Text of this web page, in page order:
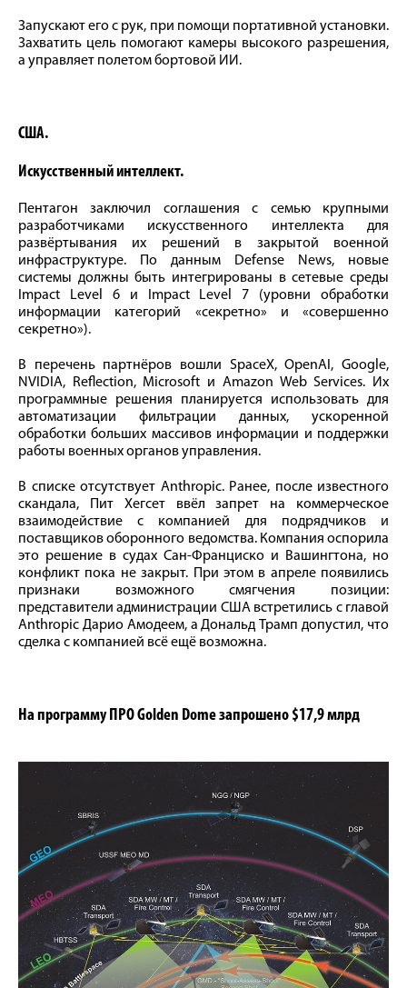
Запускают его с рук, при помощи портативной установки.
Захватить цель помогают камеры высокого разрешения,
а управляет полетом бортовой ИИ.
США.
Искусственный интеллект.
Пентагон заключил соглашения с семью крупными
разработчиками искусственного интеллекта для
развёртывания их решений в закрытой военной
инфраструктуре. По данным Defense News, новые
системы должны быть интегрированы в сетевые среды
Impact Level 6 и Impact Level 7 (уровни обработки
информации категорий «секретно» и «совершенно
секретно»).
В перечень партнёров вошли SpaceX, OpenAI, Google,
NVIDIA, Reflection, Microsoft и Amazon Web Services. Их
программные решения планируется использовать для
автоматизации фильтрации данных, ускоренной
обработки больших массивов информации и поддержки
работы военных органов управления.
В списке отсутствует Anthropic. Ранее, после известного
скандала, Пит Хегсет ввёл запрет на коммерческое
взаимодействие с компанией для подрядчиков и
поставщиков оборонного ведомства. Компания оспорила
это решение в судах Сан-Франциско и Вашингтона, но
конфликт пока не закрыт. При этом в апреле появились
признаки возможного смягчения позиции:
представители администрации США встретились с главой
Anthropic Дарио Амодеем, а Дональд Трамп допустил, что
сделка с компанией всё ещё возможна.
На программу ПРО Golden Dome запрошено $17,9 млрд